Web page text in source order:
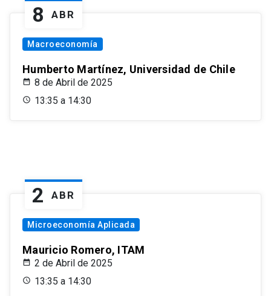
8 ABR
Macroeconomía
Humberto Martínez, Universidad de Chile
8 de Abril de 2025
13:35 a 14:30
2 ABR
Microeconomía Aplicada
Mauricio Romero, ITAM
2 de Abril de 2025
13:35 a 14:30